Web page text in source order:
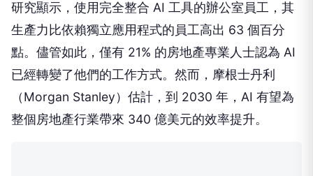
研究顯示，使用完全整合 AI 工具的辦公室員工，其
生產力比依賴獨立應用程式的員工高出 63 個百分
點。儘管如此，僅有 21% 的房地產專業人士認為 AI
已經轉變了他們的工作方式。然而，摩根士丹利
（Morgan Stanley）估計，到 2030 年，AI 有望為
整個房地產行業帶來 340 億美元的效率提升。